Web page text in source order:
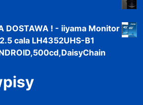
DOSTAWA ! - iiyama Monitor
cala LH4352UHS-B1